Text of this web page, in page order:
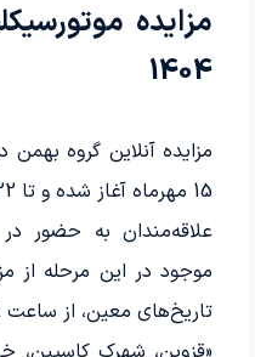
مزایده
1404
15 مهرماه آغاز شده و تا 22 مهر ماه ادامه خواهد داشت.
علاقه‌مندان به حضور
موجود در این مرحله از